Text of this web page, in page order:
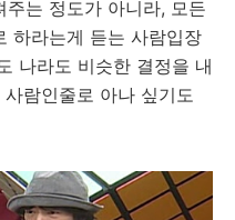
는 정도가 아니라, 모든
하라는게 듣는 사람입장
나라도 비슷한 결정을 내
람인줄로 아나 싶기도